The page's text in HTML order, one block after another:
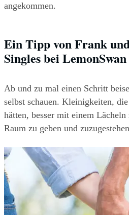
angekommen.
Ein Tipp von Frank
Singles bei LemonSwan
Ab und zu mal einen Schritt
selbst schauen. Kleinigkeiten,
hätten, besser mit einem
Raum zu geben und